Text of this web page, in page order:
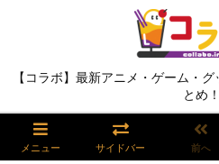
【コラボ】最新アニメ・ゲーム・
とめ！
メニュー サイドバー 前へ